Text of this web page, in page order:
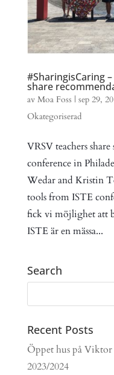
#SharingisCaring
share
av Moa Foss | sep 29,
Okategoriserad
VRSV teachers
conference in
Wedar and Kristin
tools from ISTE
fick vi möjlighet att
ISTE är en mässa...
Search
Recent Posts
Öppet hus på
2023/2024